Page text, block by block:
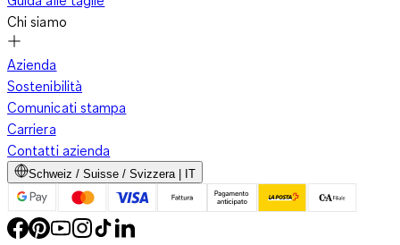
Chi siamo
Azienda
Sostenibilità
Comunicati stampa
Carriera
Contatti azienda
Schweiz / Suisse / Svizzera | IT